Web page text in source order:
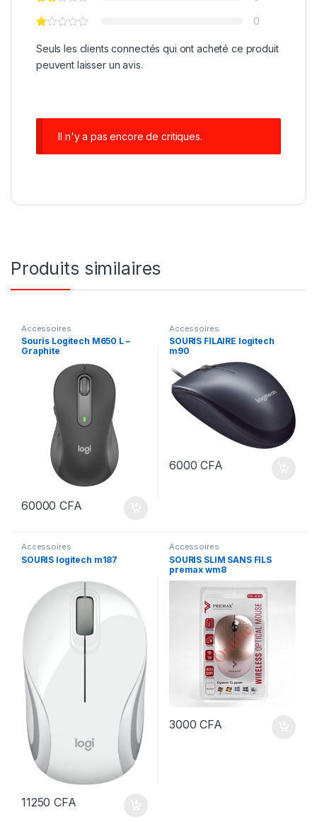
0
Seuls les clients connectés qui ont acheté ce produit
peuvent laisser un avis.
Il n'y a pas encore de critiques.
Produits similaires
Accessoires
Souris Logitech M650 L –
Graphite
60000CFA
Accessoires
SOURIS FILAIRE logitech
m90
6000CFA
Accessoires
SOURIS logitech m187
11250CFA
Accessoires
SOURIS SLIM SANS FILS
premax wm8
3000CFA